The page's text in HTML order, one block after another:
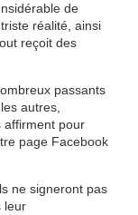
de
réalité, ainsi
reçoit des
passants
autres,
affirment pour
page Facebook
ne signeront pas
leur